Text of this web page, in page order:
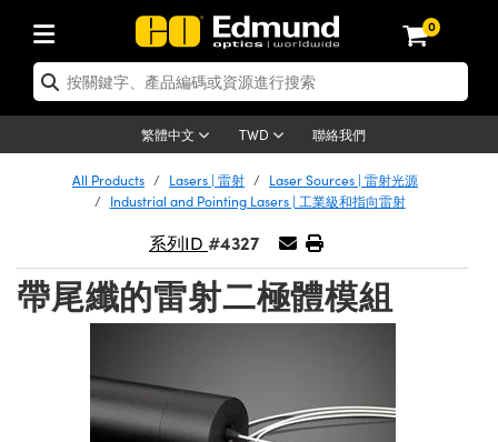
0
繁體中文 TWD 聯絡我們
| 光學產品
| 反射鏡
| 光學濾光片
Optics | 偏振光學元件
Optics | 雷射光學
| 雷射透鏡
| 雷射濾光片
| 超快光學
Assemblies | 雷射光學元件組
| 光機組件
System | 光學籠式系統
| 臺式系統
and Breadboards | 光學平臺
| 電動平臺
| 顯微鏡
| Mitutoyo 物鏡
| Nikon 物鏡
| ZEISS 物鏡
Objectives
| 雷射
and Electronics | 雷射
| 雷射用光機模組
Lenses | 成像鏡頭
Lenses | 定焦鏡頭
| 遠心鏡頭
Magnification Lenses
| 相機
Cameras | Gigabit乙太網相
Cameras | Teledyne Dalsa
Microscopy Cameras
Cameras | Allied Vision 相機
and Illumination | 照明
Lighting | 機器視覺光源
Lighting |顯微鏡照明
| 雷射光源
Sources | 其他光源
Targets | 測試板
Targets | 解析度測試板
Targets | 畸變測試版
Level Test Targets | 色卡測試板
and Detection | 測試與監測
| 光學度量
Solutions | 機器視覺方案
and Electronics | 雷射
品
and Production | 實驗室和生產
| 清潔用品
Handling Tools | 零件夾持用品
| 光學膠
| 暗室器材
應用選購
| 光譜儀
Imaging
By Brand
Products | 新品專區
Lenses
| 清倉品
| 清倉光學產品
| 清倉顯微鏡
| 清倉相機
Products | 重新認證產
| 重新認證光學產品
| 重新認證光機
| 重新認證雷射
| 重新認證顯微鏡
Lenses | 重新認證成像鏡
All Products Lasers | 雷射
Laser Sources | 雷射光源
Industrial and Pointing Lasers | 工業級和指向雷射
系列ID #4327
帶尾纖的雷射二極體模組